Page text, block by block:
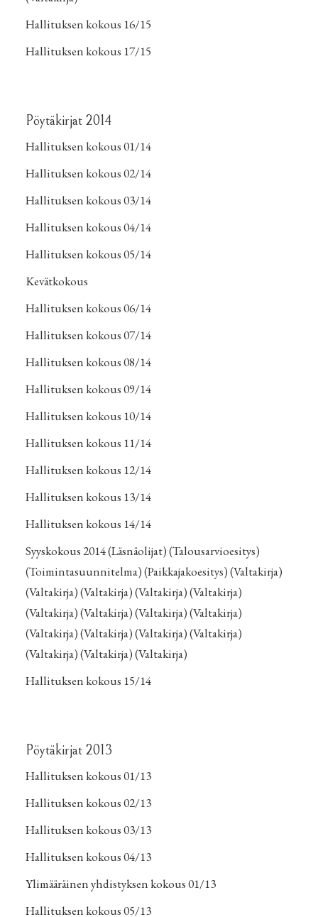
Hallituksen kokous 16/15
Hallituksen kokous 17/15
Pöytäkirjat 2014
Hallituksen kokous 01/14
Hallituksen kokous 02/14
Hallituksen kokous 03/14
Hallituksen kokous 04/14
Hallituksen kokous 05/14
Kevätkokous
Hallituksen kokous 06/14
Hallituksen kokous 07/14
Hallituksen kokous 08/14
Hallituksen kokous 09/14
Hallituksen kokous 10/14
Hallituksen kokous 11/14
Hallituksen kokous 12/14
Hallituksen kokous 13/14
Hallituksen kokous 14/14
Syyskokous 2014(Läsnäolijat) (Talousarvioesitys)
(Toimintasuunnitelma) (Paikkajakoesitys) (Valtakirja)
(Valtakirja) (Valtakirja) (Valtakirja) (Valtakirja)
(Valtakirja) (Valtakirja) (Valtakirja) (Valtakirja)
(Valtakirja) (Valtakirja) (Valtakirja) (Valtakirja)
(Valtakirja) (Valtakirja) (Valtakirja)
Hallituksen kokous 15/14
Pöytäkirjat 2013
Hallituksen kokous 01/13
Hallituksen kokous 02/13
Hallituksen kokous 03/13
Hallituksen kokous 04/13
Ylimääräinen yhdistyksen kokous 01/13
Hallituksen kokous 05/13